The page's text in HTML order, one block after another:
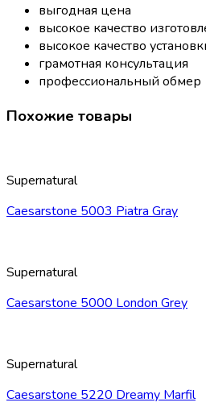
выгодная цена
высокое качество
высокое качество
грамотная консультация
профессиональный обмер
Похожие товары
Supernatural
Caesarstone 5003 Piatra Gray
Supernatural
Caesarstone 5000 London Grey
Supernatural
Caesarstone 5220 Dreamy Marfil